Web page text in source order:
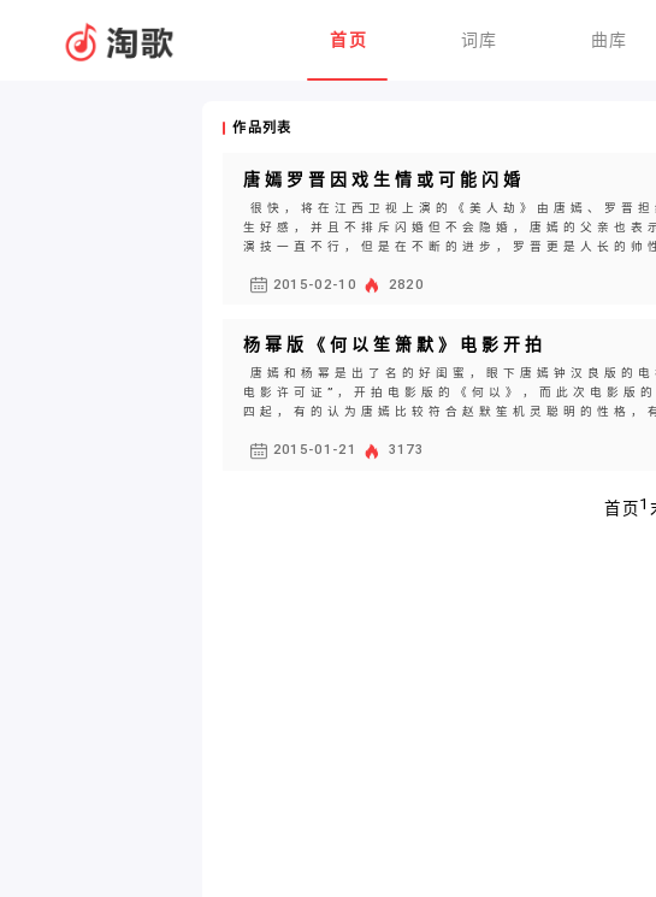
首页 词库 曲库
作品列表
唐嫣罗晋因戏生情或可能闪婚
很快，将在江西卫视上演的《美人劫》由唐嫣、罗晋
生好感，并且不排斥闪婚但不会隐婚，唐嫣的父亲也
演技一直不行，但是在不断的进步，罗晋更是人长的
2015-02-10 2820
杨幂版《何以笙箫默》电影开拍
唐嫣和杨幂是出了名的好闺蜜，眼下唐嫣钟汉良版的
电影许可证”，开拍电影版的《何以》，而此次电影版
四起，有的认为唐嫣比较符合赵默笙机灵聪明的性格
2015-01-21 3173
首页1